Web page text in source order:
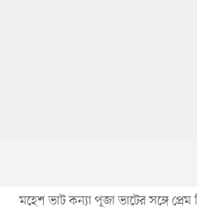
মহেশ ভাট কন্যা পূজা ভাটের সঙ্গে